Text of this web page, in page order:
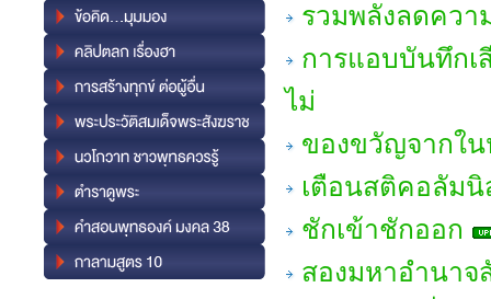
รวมพลังลดควา
การแอบบันทึกเ
ไม่
ของขวัญจากใน
เตือนสติคอลัมนิ
ชักเข้าชักออก
สองมหาอำนาจ